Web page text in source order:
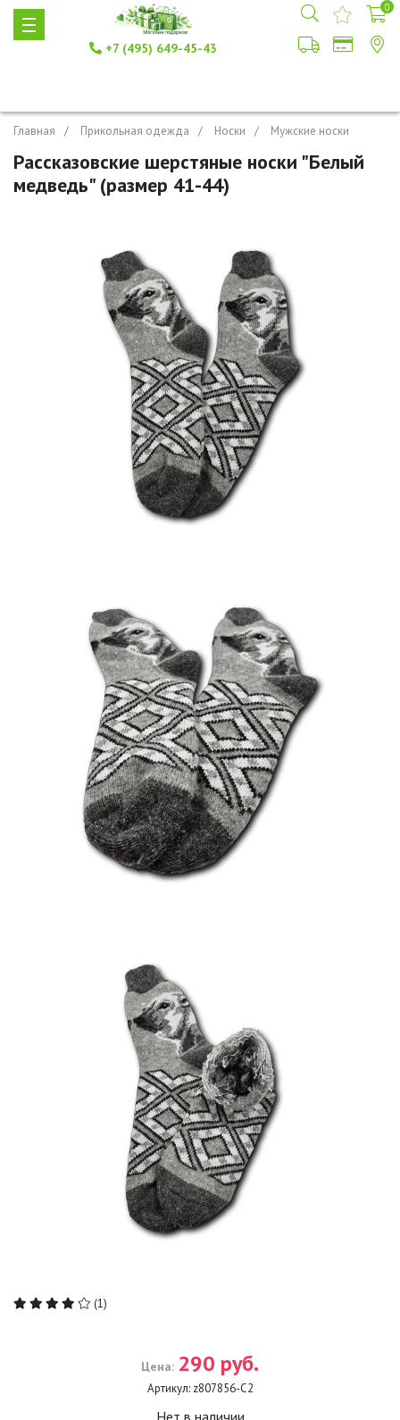
+7 (495) 649-45-43
0
Главная Прикольная одежда Носки Мужские носки
Рассказовские шерстяные носки "Белый
медведь" (размер 41-44)
(1)
Цена: 290 руб.
Артикул: z807856-С2
Нет в наличии